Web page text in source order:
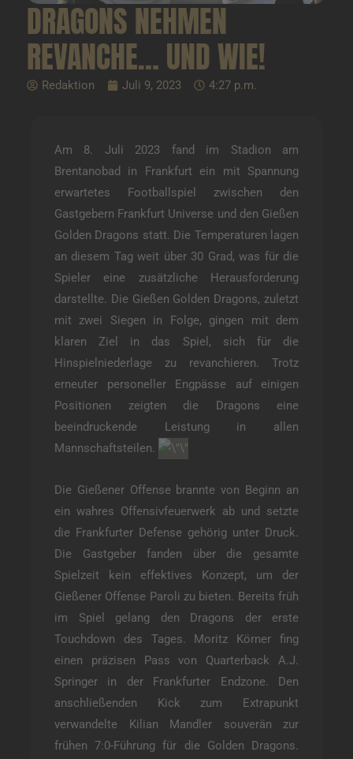
DRAGONS NEHMEN
REVANCHE… UND WIE!
Redaktion Juli 9, 2023 4:27 p.m.
Am 8. Juli 2023 fand im Stadion am
Brentanobad in Frankfurt ein mit Spannung
erwartetes Footballspiel zwischen den
Gastgebern Frankfurt Universe und den Gießen
Golden Dragons statt. Die Temperaturen lagen
an diesem Tag weit über 30 Grad, was für die
Spieler eine zusätzliche Herausforderung
darstellte. Die Gießen Golden Dragons, zuletzt
mit zwei Siegen in Folge, gingen mit dem
klaren Ziel in das Spiel, sich für die
Hinspielniederlage zu revanchieren. Trotz
erneuter personeller Engpässe auf einigen
Positionen zeigten die Dragons eine
beeindruckende Leistung in allen
Mannschaftsteilen.
Die Gießener Offense brannte von Beginn an
ein wahres Offensivfeuerwerk ab und setzte
die Frankfurter Defense gehörig unter Druck.
Die Gastgeber fanden über die gesamte
Spielzeit kein effektives Konzept, um der
Gießener Offense Paroli zu bieten. Bereits früh
im Spiel gelang den Dragons der erste
Touchdown des Tages. Moritz Körner fing
einen präzisen Pass von Quarterback A.J.
Springer in der Frankfurter Endzone. Den
anschließenden Kick zum Extrapunkt
verwandelte Kilian Mandler souverän zur
frühen 7:0-Führung für die Golden Dragons.